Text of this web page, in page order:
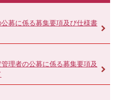
募に係る募集要項及び仕様書
理者の公募に係る募集要項及